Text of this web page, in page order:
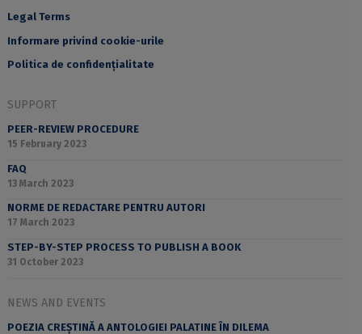
Legal Terms
Informare privind cookie-urile
Politica de confidențialitate
SUPPORT
PEER-REVIEW PROCEDURE
15 February 2023
FAQ
13 March 2023
NORME DE REDACTARE PENTRU AUTORI
17 March 2023
STEP-BY-STEP PROCESS TO PUBLISH A BOOK
31 October 2023
NEWS AND EVENTS
POEZIA CREȘTINĂ A ANTOLOGIEI PALATINE ÎN DILEMA